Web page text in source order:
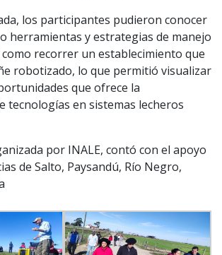
los participantes pudieron conocer
herramientas y estrategias de manejo
recorrer un establecimiento que
robotizado, lo que permitió visualizar
que ofrece la
tecnologías en sistemas lecheros
por INALE, contó con el apoyo
de Salto, Paysandú, Río Negro,